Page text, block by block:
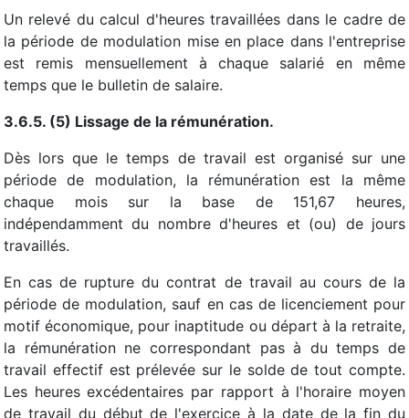
Un relevé du calcul d'heures travaillées dans le cadre de
la période de modulation mise en place dans l'entreprise
est remis mensuellement à chaque salarié en même
temps que le bulletin de salaire.
3.6.5. (5) Lissage de la rémunération.
Dès lors que le temps de travail est organisé sur une
période de modulation, la rémunération est la même
chaque mois sur la base de 151,67 heures,
indépendamment du nombre d'heures et (ou) de jours
travaillés.
En cas de rupture du contrat de travail au cours de la
période de modulation, sauf en cas de licenciement pour
motif économique, pour inaptitude ou départ à la retraite,
la rémunération ne correspondant pas à du temps de
travail effectif est prélevée sur le solde de tout compte.
Les heures excédentaires par rapport à l'horaire moyen
de travail du début de l'exercice à la date de la fin du